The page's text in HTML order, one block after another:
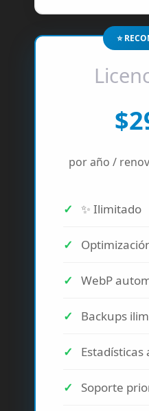
por año /
✨ Ilimitado
WebP
Backups
Estadísticas
Soporte